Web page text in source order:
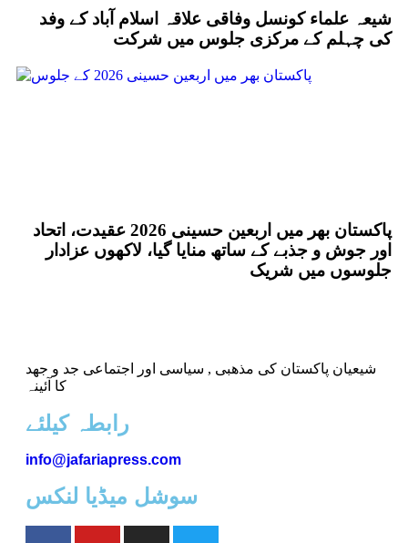
شیعہ علماء کونسل وفاقی علاقہ اسلام آباد کے وفد
کی چہلم کے مرکزی جلوس میں شرکت
پاکستان بھر میں اربعین حسینی 2026 عقیدت، اتحاد
اور جوش و جذبے کے ساتھ منایا گیا، لاکھوں عزادار
جلوسوں میں شریک
شیعیان پاکستان کی مذهبی , سیاسی اور اجتماعی جد و جهد
کا آئینہ
info@jafariapress.com​
سوشل میڈیا لنکس